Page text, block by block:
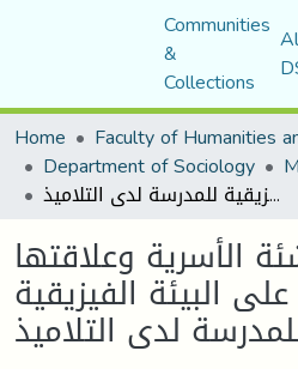
Communities
&
Collections
Home
Department of Sociology
أساليب التنشئة الأسرية وعلاقتها بالحفاظ على البيئة الفيزيقية للمدرسة لدى التلاميذ
الأسرية وعلاقتها
البيئة الفيزيقية
لدى التلاميذ